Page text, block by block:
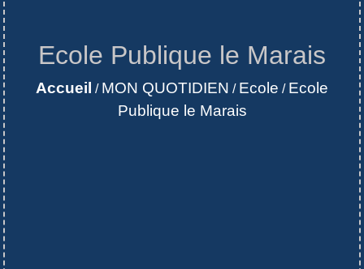
Ecole Publique le Marais
Accueil / MON QUOTIDIEN / Ecole / Ecole
Publique le Marais